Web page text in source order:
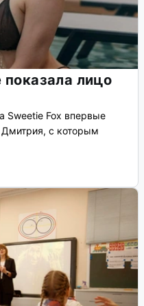
лицо
Sweetie Fox впервые
Дмитрия, с которым